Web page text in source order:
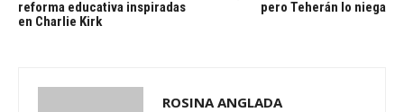
reforma educativa inspiradas
en Charlie Kirk
pero Teherán lo niega
ROSINA ANGLADA